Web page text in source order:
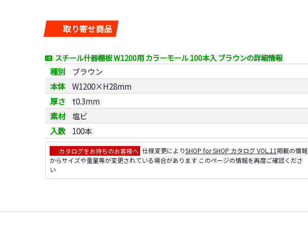
取り寄せ商品
スチール什器棚板 W1200用 カラーモール 100本入 ブラウンの詳細情報
種別
ブラウン
本体 W1200×H28mm
厚さ
t0.3mm
素材
塩ビ
入数
100本
カタログをお持ちのお客様へ 仕様変更によりSHOP for SHOP カタログ VOL.11掲載の情報
からサイズや重量等が変更されている場合があります このページの情報を再度ご確認くださ
い